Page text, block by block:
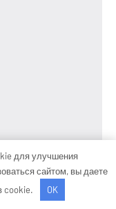
для улучшения
сайтом, вы даете
cookie.
OK